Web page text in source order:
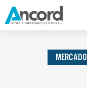
INSTITUCIONAL
E DE CAPITAIS